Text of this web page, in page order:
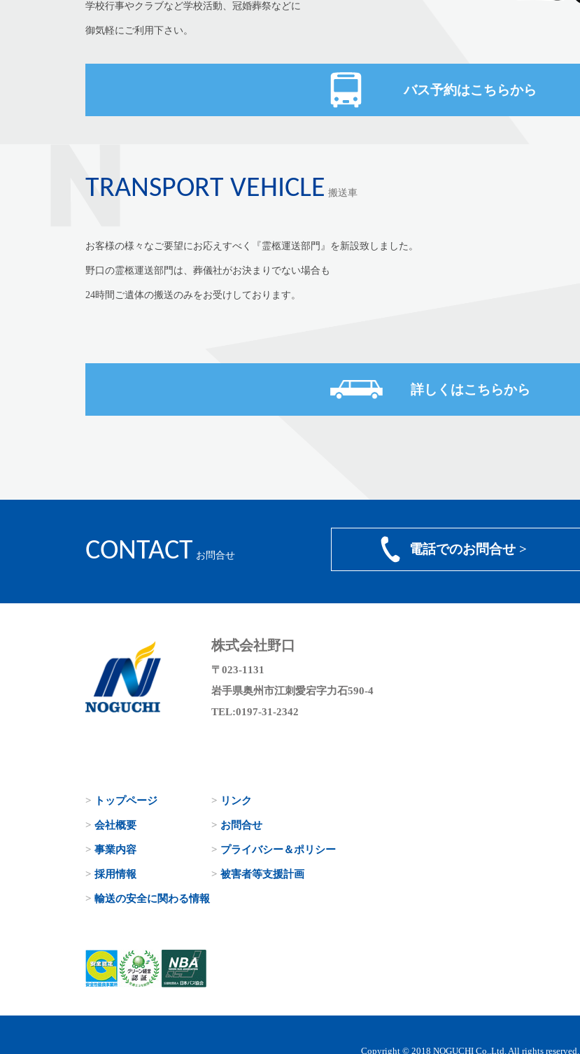
学校行事やクラブなど学校活動、冠婚葬祭などに
御気軽にご利用下さい。
バス予約はこちらから
TRANSPORT VEHICLE 搬送車
お客様の様々なご要望にお応えすべく『霊柩運送部門』を新設致しました。
野口の霊柩運送部門は、葬儀社がお決まりでない場合も
24時間ご遺体の搬送のみをお受けしております。
詳しくはこちらから
CONTACT お問合せ 電話でのお問合せ >
株式会社野口
〒023-1131
岩手県奥州市江刺愛宕字力石590-4
TEL:0197-31-2342
トップページ リンク
会社概要 お問合せ
事業内容 プライバシー＆ポリシー
採用情報 被害者等支援計画
輸送の安全に関わる情報
Copyright © 2018 NOGUCHI Co.,Ltd. All rights reserved.